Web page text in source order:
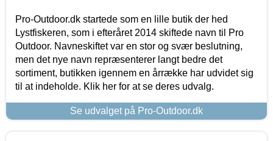
Pro-Outdoor.dk startede som en lille butik der hed
Lystfiskeren, som i efteråret 2014 skiftede navn til Pro
Outdoor. Navneskiftet var en stor og svær beslutning,
men det nye navn repræsenterer langt bedre det
sortiment, butikken igennem en årrække har udvidet sig
til at indeholde. Klik her for at se deres udvalg.
Se udvalget på Pro-Outdoor.dk